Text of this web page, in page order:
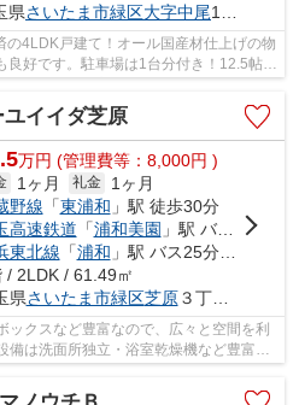
県さいたま市緑区大字中尾1380-3
4LDK戸建て！オール国産材仕上げの物
良好です。駐車場は1台分付き！12.5帖の
イイダ芝原
万円 (管理費等：8,000円 )
1ヶ月 礼金
1ヶ月
野線 「東浦和 」駅 徒歩30分
高速鉄道 「浦和美園 」駅 バス12分 「芝原二丁目」 停歩2分
東北線 「浦和 」駅 バス25分 「芝原二丁目」 停歩2分
/ 2LDK / 61.49㎡
県さいたま市緑区芝原３丁目１３-１０
ックスなど豊富なので、広々と空間を利
は洗面所独立・浴室乾燥機など豊富に
屋になっており...